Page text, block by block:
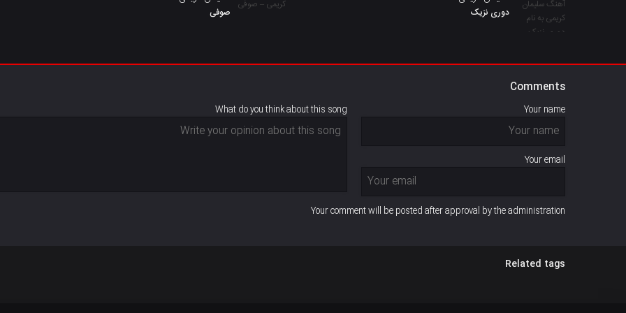
دوری نزیک صوفی
Comments
Your name
Your email
What do you think about this song
Your comment will be posted after approval by the administration
Related tags